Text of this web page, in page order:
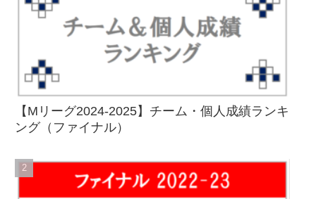
【Mリーグ2024-2025】チーム・個人成績ランキ
ング（ファイナル）